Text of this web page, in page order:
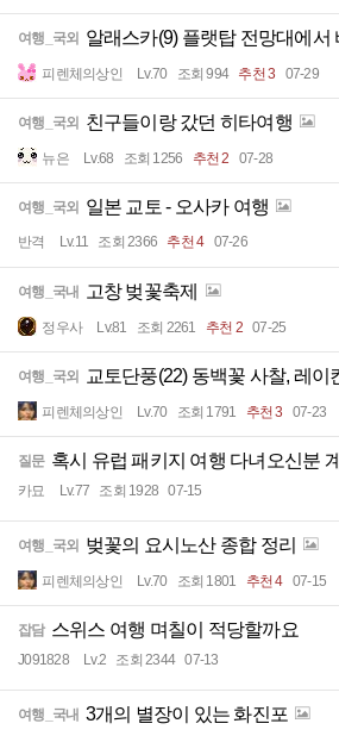
여행_국외 알래스카(9) 플랫탑 전망대에서
피렌체의상인 Lv.70 조회 994 추천 3 07-29
여행_국외 친구들이랑 갔던 히타여행
뉴은 Lv.68 조회 1256 추천 2 07-28
여행_국외 일본 교토 - 오사카 여행
반격 Lv.11 조회 2366 추천 4 07-26
여행_국내 고창 벚꽃축제
정우사 Lv.81 조회 2261 추천 2 07-25
여행_국외 교토단풍(22) 동백꽃 사찰, 레이
피렌체의상인 Lv.70 조회 1791 추천 3 07-23
질문 혹시 유럽 패키지 여행 다녀오신분
카묘 Lv.77 조회 1928 07-15
여행_국외 벚꽃의 요시노산 종합 정리
피렌체의상인 Lv.70 조회 1801 추천 4 07-15
잡담 스위스 여행 며칠이 적당할까요
J091828 Lv.2 조회 2344 07-13
여행_국내 3개의 별장이 있는 화진포